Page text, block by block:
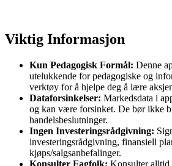
Viktig Informasjon
Kun Pedagogisk Formål: Denne
utelukkende for pedagogiske og
verktøy for å hjelpe deg å lære
Dataforsinkelser: Markedsdata i
og kan være forsinket. De bør ikke
handelsbeslutninger.
Ingen Investeringsrådgivning:
investeringsrådgivning, finansiell
kjøps/salgsanbefalinger.